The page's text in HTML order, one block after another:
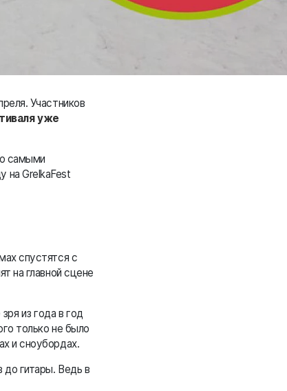
Участников
уже
самыми
на GrelkaFest
спустятся с
на главной сцене
из года в год
только не было
и сноубордах.
до гитары. Ведь в